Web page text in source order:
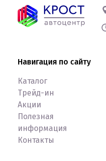
Навигация по сайту
Каталог
Трейд-ин
Акции
Полезная
информация
Контакты